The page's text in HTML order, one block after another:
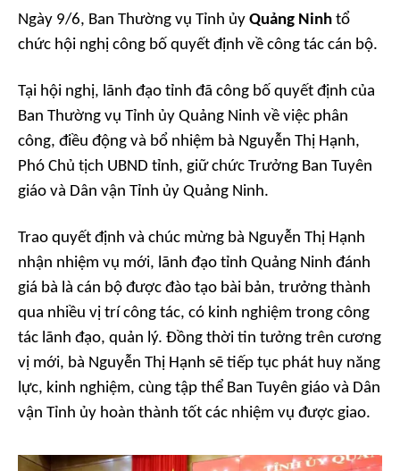
Ngày 9/6, Ban Thường vụ Tỉnh ủy Quảng Ninh tổ
chức hội nghị công bố quyết định về công tác cán bộ.
Tại hội nghị, lãnh đạo tỉnh đã công bố quyết định của
Ban Thường vụ Tỉnh ủy Quảng Ninh về việc phân
công, điều động và bổ nhiệm bà Nguyễn Thị Hạnh,
Phó Chủ tịch UBND tỉnh, giữ chức Trưởng Ban Tuyên
giáo và Dân vận Tỉnh ủy Quảng Ninh.
Trao quyết định và chúc mừng bà Nguyễn Thị Hạnh
nhận nhiệm vụ mới, lãnh đạo tỉnh Quảng Ninh đánh
giá bà là cán bộ được đào tạo bài bản, trưởng thành
qua nhiều vị trí công tác, có kinh nghiệm trong công
tác lãnh đạo, quản lý. Đồng thời tin tưởng trên cương
vị mới, bà Nguyễn Thị Hạnh sẽ tiếp tục phát huy năng
lực, kinh nghiệm, cùng tập thể Ban Tuyên giáo và Dân
vận Tỉnh ủy hoàn thành tốt các nhiệm vụ được giao.